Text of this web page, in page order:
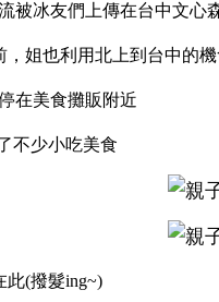
被冰友們上傳在台中文心
，姐也利用北上到台中的
在美食攤販附近
不少小吃美食
此(撥髮ing~)